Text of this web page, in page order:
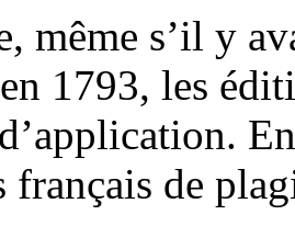
même s’il y
1793, les
français de